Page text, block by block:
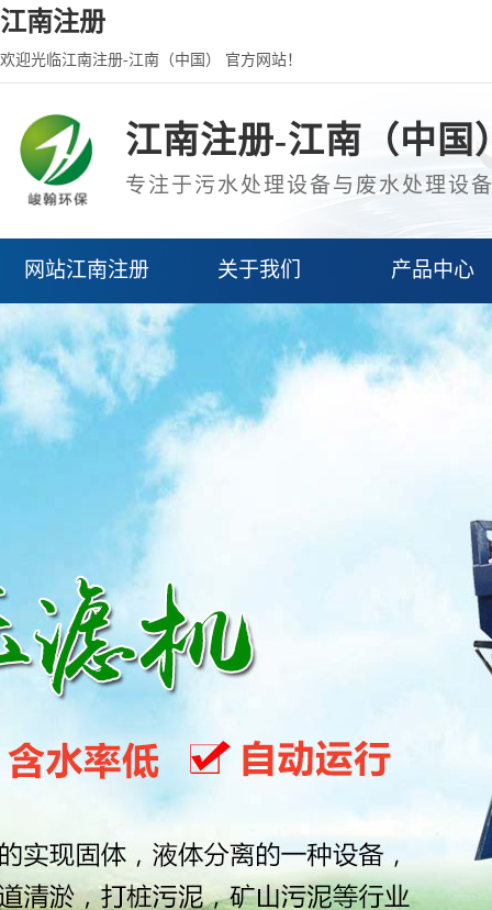
江南注册
欢迎光临江南注册-江南（中国） 官方网站！
江南注册-江南（中国
专注于污水处理设备与废水处理设
网站江南注册 关于我们 产品中心